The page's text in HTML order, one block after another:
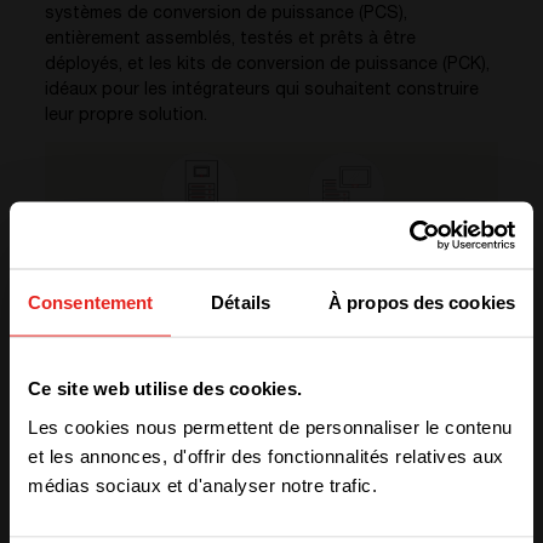
Consentement Détails À propos des cookies
Ce site web utilise des cookies.
Les cookies nous permettent de personnaliser le contenu
et les annonces, d'offrir des fonctionnalités relatives aux
médias sociaux et d'analyser notre trafic.
systèmes de conversion de puissance (PCS),
entièrement assemblés, testés et prêts à être
déployés, et les kits de conversion de puissance (PCK),
idéaux pour les intégrateurs qui souhaitent construire
leur propre solution.
from another region. Please choose
one of the options